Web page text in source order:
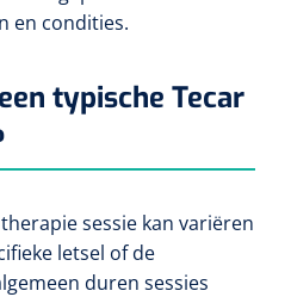
en condities.
typische Tecar
sessie kan variëren
letsel of de
duren sessies